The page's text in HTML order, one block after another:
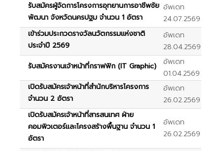
รับสมัครผู้จัดการโครงการอุทยานการอาชีพชัย
พัฒนา จังหวัดนครปฐม จำนวน 1 อัตรา
อัพเดท
24.07.2569
เข้าร่วมประกวดรางวัลนวัตกรรมแห่งชาติ
ประจำปี 2569
อัพเดท
28.04.2569
รับสมัครงานเจ้าหน้าที่กราฟฟิก (IT Graphic)
อัพเดท
01.04.2569
เปิดรับสมัครเจ้าหน้าที่สำนักบริหารโครงการ
จำนวน 2 อัตรา
อัพเดท
26.02.2569
เปิดรับสมัครเจ้าหน้าที่สารสนเทศ ฝ่าย
คอมพิวเตอร์และโครงสร้างพื้นฐาน จำนวน 1
อัตรา
อัพเดท
26.02.2569